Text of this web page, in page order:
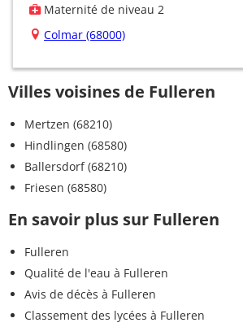
Maternité de niveau 2
Colmar (68000)
Villes voisines de Fulleren
Mertzen (68210)
Hindlingen (68580)
Ballersdorf (68210)
Friesen (68580)
En savoir plus sur Fulleren
Fulleren
Qualité de l'eau à Fulleren
Avis de décès à Fulleren
Classement des lycées à Fulleren